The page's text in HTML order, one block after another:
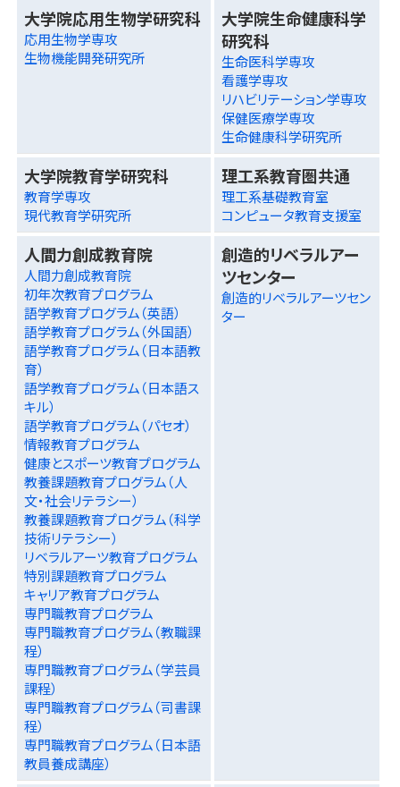
大学院応用生物学研究科
応用生物学専攻
生物機能開発研究所
大学院生命健康科学
研究科
生命医科学専攻
看護学専攻
リハビリテーション学専攻
保健医療学専攻
生命健康科学研究所
大学院教育学研究科
教育学専攻
現代教育学研究所
理工系教育圏共通
理工系基礎教育室
コンピュータ教育支援室
人間力創成教育院
人間力創成教育院
初年次教育プログラム
語学教育プログラム（英語）
語学教育プログラム（外国語）
語学教育プログラム（日本語教
育）
語学教育プログラム（日本語ス
キル）
語学教育プログラム（パセオ）
情報教育プログラム
健康とスポーツ教育プログラム
教養課題教育プログラム（人
文・社会リテラシー）
教養課題教育プログラム（科学
技術リテラシー）
リベラルアーツ教育プログラム
特別課題教育プログラム
キャリア教育プログラム
専門職教育プログラム
専門職教育プログラム（教職課
程）
専門職教育プログラム（学芸員
課程）
専門職教育プログラム（司書課
程）
専門職教育プログラム（日本語
教員養成講座）
創造的リベラルアー
ツセンター
創造的リベラルアーツセン
ター